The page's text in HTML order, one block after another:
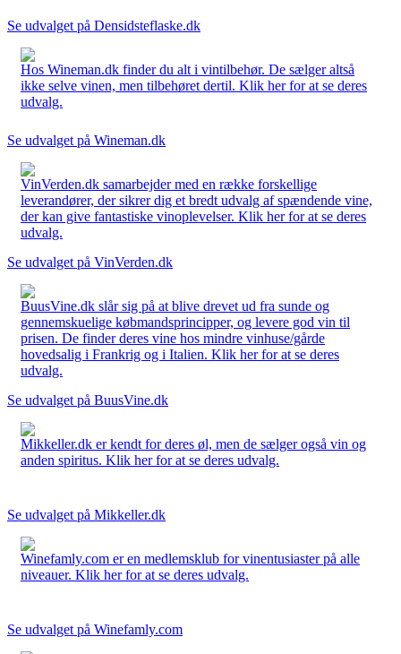
Se udvalget på Densidsteflaske.dk
Hos Wineman.dk finder du alt i vintilbehør. De sælger altså
ikke selve vinen, men tilbehøret dertil. Klik her for at se deres
udvalg.
Se udvalget på Wineman.dk
VinVerden.dk samarbejder med en række forskellige
leverandører, der sikrer dig et bredt udvalg af spændende vine,
der kan give fantastiske vinoplevelser. Klik her for at se deres
udvalg.
Se udvalget på VinVerden.dk
BuusVine.dk slår sig på at blive drevet ud fra sunde og
gennemskuelige købmandsprincipper, og levere god vin til
prisen. De finder deres vine hos mindre vinhuse/gårde
hovedsalig i Frankrig og i Italien. Klik her for at se deres
udvalg.
Se udvalget på BuusVine.dk
Mikkeller.dk er kendt for deres øl, men de sælger også vin og
anden spiritus. Klik her for at se deres udvalg.
Se udvalget på Mikkeller.dk
Winefamly.com er en medlemsklub for vinentusiaster på alle
niveauer. Klik her for at se deres udvalg.
Se udvalget på Winefamly.com